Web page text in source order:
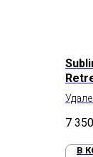
7 350
В